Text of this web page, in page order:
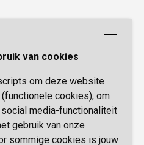
van cookies
om deze website
cookies), om
media-functionaliteit
gebruik van onze
sommige cookies is jouw